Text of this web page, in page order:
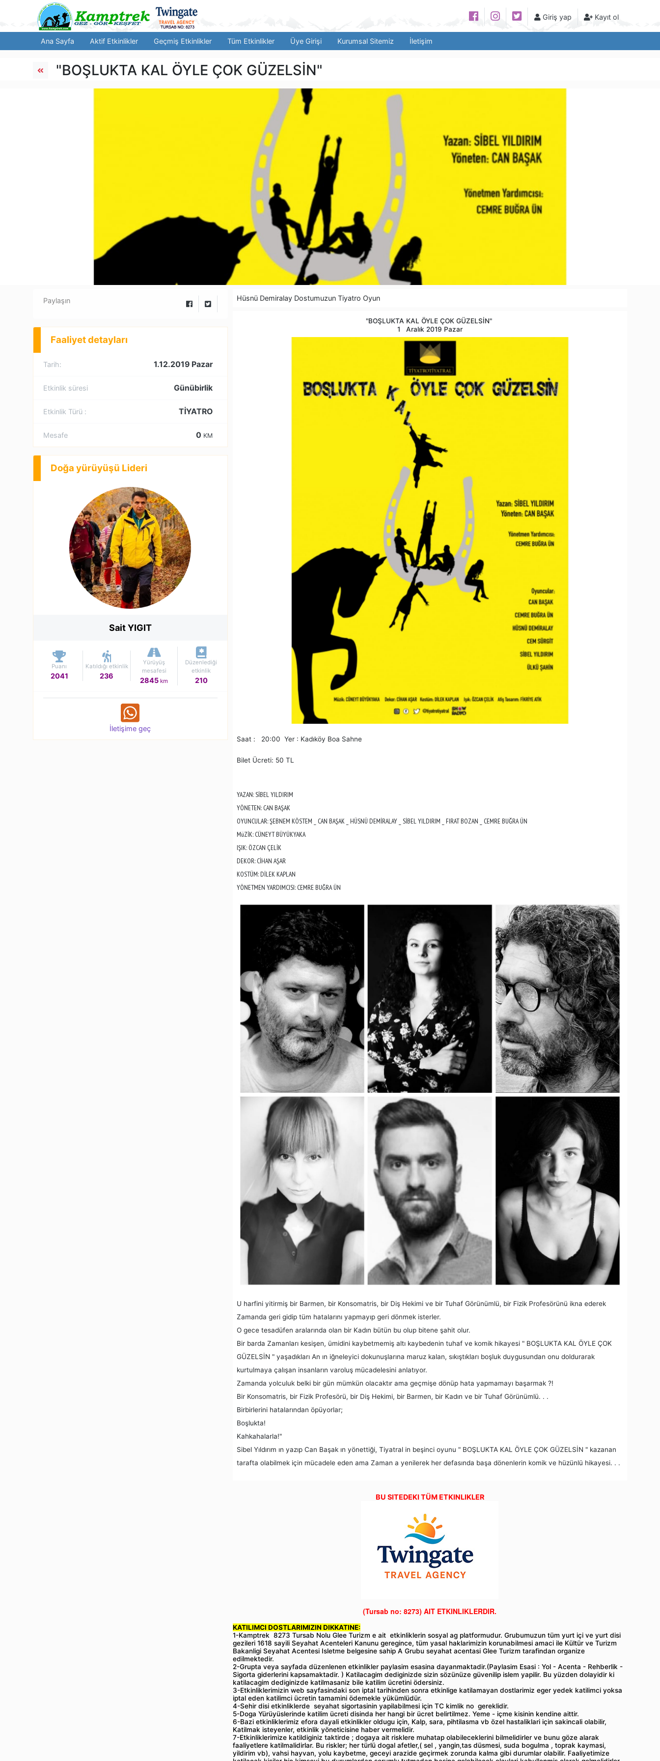
Giriş yap Kayıt ol
Ana Sayfa Aktif Etkinlikler Geçmiş Etkinlikler Tüm Etkinlikler Üye Girişi Kurumsal Sitemiz İletişim
"BOŞLUKTA KAL ÖYLE ÇOK GÜZELSİN"
Paylaşın
Faaliyet detayları
Tarih: 1.12.2019 Pazar
Etkinlik süresi Günübirlik
Etkinlik Türü : TİYATRO
Mesafe 0 KM
Doğa yürüyüşü Lideri
Sait YIGIT
Puanı
2041
Katıldığı etkinlik
236
Yürüyüş
mesafesi
2845km
Düzenlediği
etkinlik
210
İletişime geç
Hüsnü Demiralay Dostumuzun Tiyatro Oyun
"BOŞLUKTA KAL ÖYLE ÇOK GÜZELSİN"
1 Aralık 2019 Pazar
Saat : 20:00 Yer : Kadıköy Boa Sahne
Bilet Ücreti: 50 TL
YAZAN: SİBEL YILDIRIM
YÖNETEN: CAN BAŞAK
OYUNCULAR: ŞEBNEM KÖSTEM _ CAN BAŞAK _ HÜSNÜ DEMİRALAY _ SİBEL YILDIRIM _ FIRAT BOZAN _ CEMRE BUĞRA ÜN
MüZİK: CÜNEYT BÜYÜKYAKA
IŞIK: ÖZCAN ÇELİK
DEKOR: CİHAN AŞAR
KOSTÜM: DİLEK KAPLAN
YÖNETMEN YARDIMCISI: CEMRE BUĞRA ÜN
U harfini yitirmiş bir Barmen, bir Konsomatris, bir Diş Hekimi ve bir Tuhaf Görünümlü, bir Fizik Profesörünü ikna ederek
Zamanda geri gidip tüm hatalarını yapmayıp geri dönmek isterler.
O gece tesadüfen aralarında olan bir Kadın bütün bu olup bitene şahit olur.
Bir barda Zamanları kesişen, ümidini kaybetmemiş altı kaybedenin tuhaf ve komik hikayesi " BOŞLUKTA KAL ÖYLE ÇOK
GÜZELSİN " yaşadıkları An ın iğneleyici dokunuşlarına maruz kalan, sıkıştıkları boşluk duygusundan onu doldurarak
kurtulmaya çalışan insanların varoluş mücadelesini anlatıyor.
Zamanda yolculuk belki bir gün mümkün olacaktır ama geçmişe dönüp hata yapmamayı başarmak ?!
Bir Konsomatris, bir Fizik Profesörü, bir Diş Hekimi, bir Barmen, bir Kadın ve bir Tuhaf Görünümlü. . .
Birbirlerini hatalarından öpüyorlar;
Boşlukta!
Kahkahalarla!"
Sibel Yıldırım ın yazıp Can Başak ın yönettiği, Tiyatral in beşinci oyunu " BOŞLUKTA KAL ÖYLE ÇOK GÜZELSİN " kazanan
tarafta olabilmek için mücadele eden ama Zaman a yenilerek her defasında başa dönenlerin komik ve hüzünlü hikayesi. . .
BU SITEDEKI TÜM ETKINLIKLER
(Tursab no: 8273)AIT ETKINLIKLERDIR.
KATILIMCI DOSTLARIMIZIN DIKKATINE:
1-Kamptrek 8273 Tursab Nolu Glee Turizm e ait etkinliklerin sosyal ag platformudur. Grubumuzun tüm yurt içi ve yurt disi
gezileri 1618 sayili Seyahat Acenteleri Kanunu geregince, tüm yasal haklarimizin korunabilmesi amaci ile Kültür ve Turizm
Bakanligi Seyahat Acentesi Isletme belgesine sahip A Grubu seyahat acentasi Glee Turizm tarafindan organize
edilmektedir.
2-Grupta veya sayfada düzenlenen etkinlikler paylasim esasina dayanmaktadir.(Paylasim Esasi : Yol - Acenta - Rehberlik -
Sigorta giderlerini kapsamaktadir. ) Katilacagim dediginizde sizin sözünüze güvenilip islem yapilir. Bu yüzden dolayidir ki
katilacagim dediginizde katilmasaniz bile katilim ücretini ödersiniz.
3-Etkinliklerimizin web sayfasindaki son iptal tarihinden sonra etkinlige katilamayan dostlarimiz eger yedek katilimci yoksa
iptal eden katilimci ücretin tamamini ödemekle yükümlüdür.
4-Sehir disi etkinliklerde seyahat sigortasinin yapilabilmesi için TC kimlik no gereklidir.
5-Doga Yürüyüslerinde katilim ücreti disinda her hangi bir ücret belirtilmez. Yeme - içme kisinin kendine aittir.
6-Bazi etkinliklerimiz efora dayali etkinlikler oldugu için, Kalp, sara, pihtilasma vb özel hastaliklari için sakincali olabilir,
Katilmak isteyenler, etkinlik yöneticisine haber vermelidir.
7-Etkinliklerimize katildiginiz taktirde ; dogaya ait risklere muhatap olabileceklerini bilmelidirler ve bunu göze alarak
faaliyetlere katilmalidirlar. Bu riskler; her türlü dogal afetler,( sel , yangin,tas düsmesi, suda bogulma , toprak kaymasi,
yildirim vb), vahsi hayvan, yolu kaybetme, geceyi arazide geçirmek zorunda kalma gibi durumlar olabilir. Faaliyetimize